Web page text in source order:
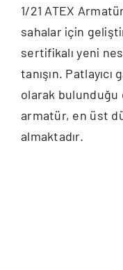
1/21 ATEX
sahalar için
sertifikalı yeni
tanışın.
olarak
armatür, en üst
almaktadır.